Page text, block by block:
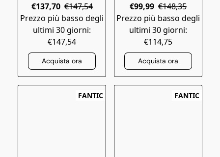
€137,70 €147,54
Prezzo più basso degli
ultimi 30 giorni:
€147,54
Acquista ora
€99,99 €148,35
Prezzo più basso degli
ultimi 30 giorni:
€114,75
Acquista ora
FANTIC FANTIC